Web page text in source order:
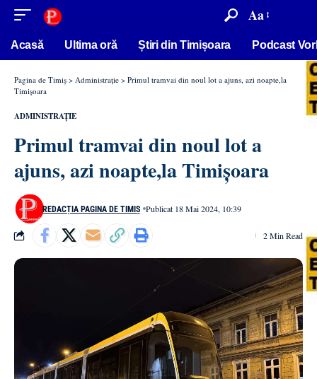
conținut Aa
Acasă Ultima oră Știri din Timișoara Podcast
Pagina de Timiș > Administrație > Primul tramvai din noul lot a ajuns, azi noapte,la
Timișoara
ADMINISTRAȚIE
Primul tramvai din noul lot a
ajuns, azi noapte,la Timișoara
REDACȚIA PAGINA DE TIMIȘ Publicat 18 Mai 2024, 10:39
2 Min Read